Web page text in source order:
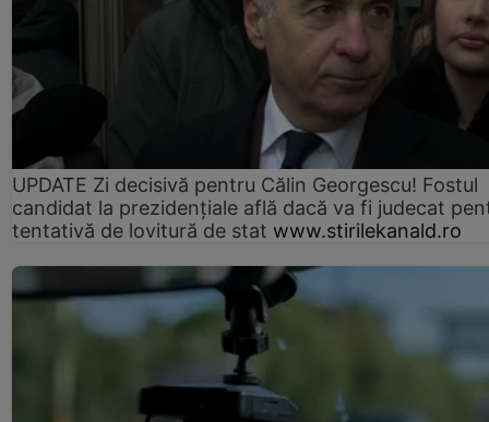
UPDATE Zi decisivă pentru Călin Georgescu! Fostul
candidat la prezidențiale află dacă va fi judecat
tentativă de lovitură de stat www.stirilekanald.ro